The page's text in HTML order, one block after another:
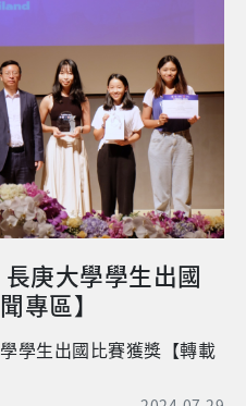
動中心三樓 - 體育館 線上
28日 (本餐會採預約報名
：03-2118800 分機轉38
聯絡信箱：kmlee@mail.c
庚大學學生出國
專區】
學生出國比賽獲獎【轉載